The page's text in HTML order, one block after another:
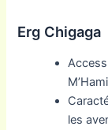
Erg Chigaga
les